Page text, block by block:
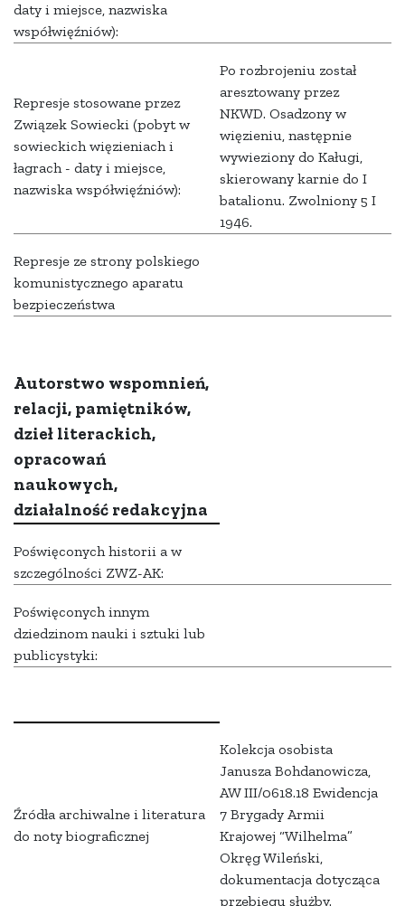
daty i miejsce, nazwiska
współwięźniów):
Represje stosowane przez
Związek Sowiecki (pobyt w
sowieckich więzieniach i
łagrach - daty i miejsce,
nazwiska współwięźniów):
Po rozbrojeniu został
aresztowany przez
NKWD. Osadzony w
więzieniu, następnie
wywieziony do Kaługi,
skierowany karnie do I
batalionu. Zwolniony 5 I
1946.
Represje ze strony polskiego
komunistycznego aparatu
bezpieczeństwa
Autorstwo wspomnień,
relacji, pamiętników,
dzieł literackich,
opracowań
naukowych,
działalność redakcyjna
Poświęconych historii a w
szczególności ZWZ-AK:
Poświęconych innym
dziedzinom nauki i sztuki lub
publicystyki:
Źródła archiwalne i literatura
do noty biograficznej
Kolekcja osobista
Janusza Bohdanowicza,
AW III/0618.18 Ewidencja
7 Brygady Armii
Krajowej “Wilhelma”
Okręg Wileński,
dokumentacja dotycząca
przebiegu służby.